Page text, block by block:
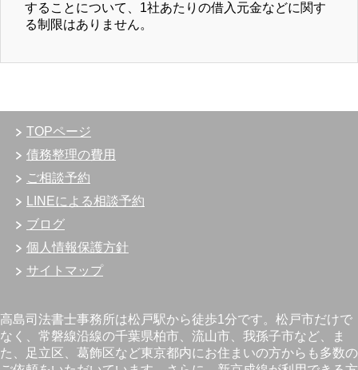
することについて、1社あたりの借入元金などに関す
る制限はありません。
TOPページ
債務整理の費用
ご相談予約
LINEによる相談予約
ブログ
個人情報保護方針
サイトマップ
高島司法書士事務所は松戸駅から徒歩1分です。松戸市だけで
なく、常磐線沿線の千葉県柏市、流山市、我孫子市など、ま
た、足立区、葛飾区など東京都内にお住まいの方からも多数の